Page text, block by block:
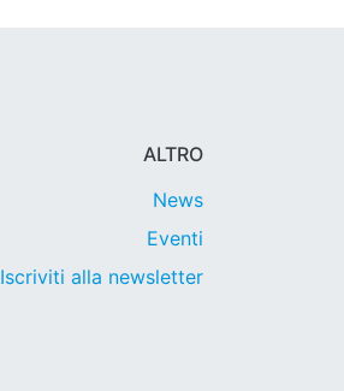
ALTRO
News
Eventi
Iscriviti alla newsletter